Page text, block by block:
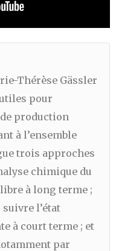
Thérèse Gässler
pour
production
à l’ensemble
trois approches
chimique du
à long terme ;
suivre l’état
à court terme ; et
par